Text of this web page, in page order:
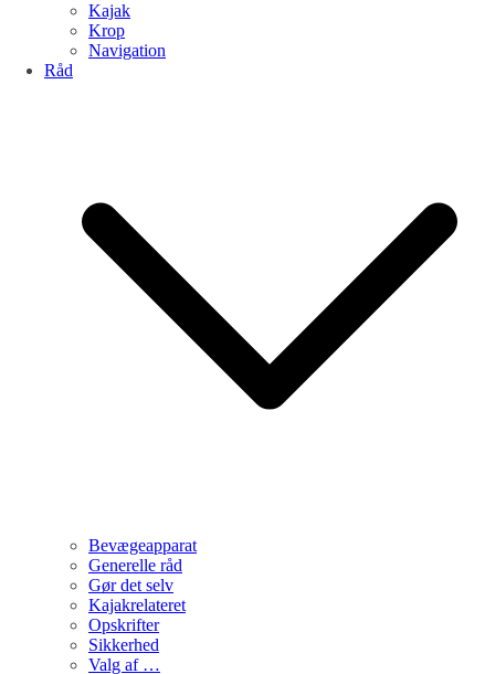
Kajak
Krop
Navigation
Råd
Bevægeapparat
Generelle råd
Gør det selv
Kajakrelateret
Opskrifter
Sikkerhed
Valg af …